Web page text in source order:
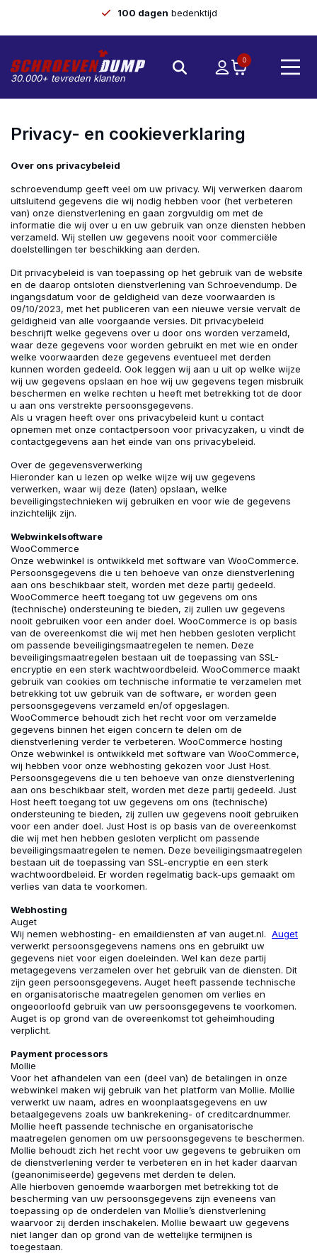
100 dagen bedenktijd
30.000+ tevreden klanten
0
Privacy- en cookieverklaring
Over ons privacybeleid
schroevendump geeft veel om uw privacy. Wij verwerken daarom
uitsluitend gegevens die wij nodig hebben voor (het verbeteren
van) onze dienstverlening en gaan zorgvuldig om met de
informatie die wij over u en uw gebruik van onze diensten hebben
verzameld. Wij stellen uw gegevens nooit voor commerciële
doelstellingen ter beschikking aan derden.
Dit privacybeleid is van toepassing op het gebruik van de website
en de daarop ontsloten dienstverlening van Schroevendump. De
ingangsdatum voor de geldigheid van deze voorwaarden is
09/10/2023, met het publiceren van een nieuwe versie vervalt de
geldigheid van alle voorgaande versies. Dit privacybeleid
beschrijft welke gegevens over u door ons worden verzameld,
waar deze gegevens voor worden gebruikt en met wie en onder
welke voorwaarden deze gegevens eventueel met derden
kunnen worden gedeeld. Ook leggen wij aan u uit op welke wijze
wij uw gegevens opslaan en hoe wij uw gegevens tegen misbruik
beschermen en welke rechten u heeft met betrekking tot de door
u aan ons verstrekte persoonsgegevens.
Als u vragen heeft over ons privacybeleid kunt u contact
opnemen met onze contactpersoon voor privacyzaken, u vindt de
contactgegevens aan het einde van ons privacybeleid.
Over de gegevensverwerking
Hieronder kan u lezen op welke wijze wij uw gegevens
verwerken, waar wij deze (laten) opslaan, welke
beveiligingstechnieken wij gebruiken en voor wie de gegevens
inzichtelijk zijn.
Webwinkelsoftware
WooCommerce
Onze webwinkel is ontwikkeld met software van WooCommerce.
Persoonsgegevens die u ten behoeve van onze dienstverlening
aan ons beschikbaar stelt, worden met deze partij gedeeld.
WooCommerce heeft toegang tot uw gegevens om ons
(technische) ondersteuning te bieden, zij zullen uw gegevens
nooit gebruiken voor een ander doel. WooCommerce is op basis
van de overeenkomst die wij met hen hebben gesloten verplicht
om passende beveiligingsmaatregelen te nemen. Deze
beveiligingsmaatregelen bestaan uit de toepassing van SSL-
encryptie en een sterk wachtwoordbeleid. WooCommerce maakt
gebruik van cookies om technische informatie te verzamelen met
betrekking tot uw gebruik van de software, er worden geen
persoonsgegevens verzameld en/of opgeslagen.
WooCommerce behoudt zich het recht voor om verzamelde
gegevens binnen het eigen concern te delen om de
dienstverlening verder te verbeteren. WooCommerce hosting
Onze webwinkel is ontwikkeld met software van WooCommerce,
wij hebben voor onze webhosting gekozen voor Just Host.
Persoonsgegevens die u ten behoeve van onze dienstverlening
aan ons beschikbaar stelt, worden met deze partij gedeeld. Just
Host heeft toegang tot uw gegevens om ons (technische)
ondersteuning te bieden, zij zullen uw gegevens nooit gebruiken
voor een ander doel. Just Host is op basis van de overeenkomst
die wij met hen hebben gesloten verplicht om passende
beveiligingsmaatregelen te nemen. Deze beveiligingsmaatregelen
bestaan uit de toepassing van SSL-encryptie en een sterk
wachtwoordbeleid. Er worden regelmatig back-ups gemaakt om
verlies van data te voorkomen.
Webhosting
Auget
Wij nemen webhosting- en emaildiensten af van auget.nl. Auget
verwerkt persoonsgegevens namens ons en gebruikt uw
gegevens niet voor eigen doeleinden. Wel kan deze partij
metagegevens verzamelen over het gebruik van de diensten. Dit
zijn geen persoonsgegevens. Auget heeft passende technische
en organisatorische maatregelen genomen om verlies en
ongeoorloofd gebruik van uw persoonsgegevens te voorkomen.
Auget is op grond van de overeenkomst tot geheimhouding
verplicht.
Payment processors
Mollie
Voor het afhandelen van een (deel van) de betalingen in onze
webwinkel maken wij gebruik van het platform van Mollie. Mollie
verwerkt uw naam, adres en woonplaatsgegevens en uw
betaalgegevens zoals uw bankrekening- of creditcardnummer.
Mollie heeft passende technische en organisatorische
maatregelen genomen om uw persoonsgegevens te beschermen.
Mollie behoudt zich het recht voor uw gegevens te gebruiken om
de dienstverlening verder te verbeteren en in het kader daarvan
(geanonimiseerde) gegevens met derden te delen.
Alle hierboven genoemde waarborgen met betrekking tot de
bescherming van uw persoonsgegevens zijn eveneens van
toepassing op de onderdelen van Mollie’s dienstverlening
waarvoor zij derden inschakelen. Mollie bewaart uw gegevens
niet langer dan op grond van de wettelijke termijnen is
toegestaan.